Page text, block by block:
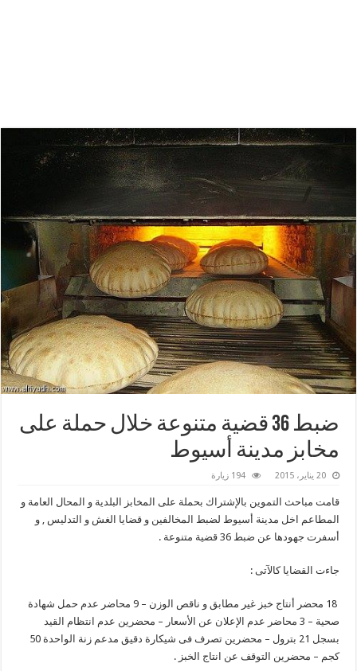
ضبط 36 قضية متنوعة خلال حملة على
مخابز مدينة أسيوط
20 يناير، 2015 194 زيارة
قامت مباحث التموين بالإشتراك بحملة على المخابز البلدية و المحال العامة و
المطاعم اخل مدينة أسيوط لضبط المخالفين و قضايا الغش و التدليس , و
أسفرت جهودها عن ضبط 36 قضية متنوعة .
جاءت القضايا كالآتى :
18 محضر أنتاج خبز غير مطابق و ناقص الوزن – 9 محاضر عدم حمل شهادة
صحية – 3 محاضر عدم الإعلان عن الأسعار – محضرين عدم انتظام القيد
بسجل 21 بترول – محضرين تصرف فى شيكارة دقيق مدعم زنة الواحدة 50
كجم – محضرين التوقف عن انتاج الخبز .